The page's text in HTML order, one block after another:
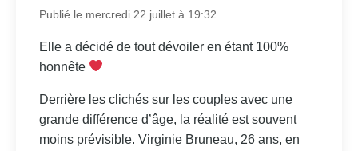
Publié le mercredi 22 juillet à 19:32
Elle a décidé de tout dévoiler en étant 100%
honnête
Derrière les clichés sur les couples avec une
grande différence d’âge, la réalité est souvent
moins prévisible. Virginie Bruneau, 26 ans, en